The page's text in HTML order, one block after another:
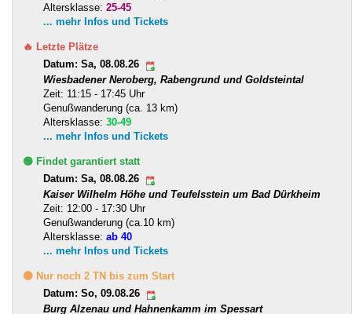
Altersklasse: 25-45
... mehr Infos und Tickets
🔥 Letzte Plätze
Datum: Sa, 08.08.26
Wiesbadener Neroberg, Rabengrund und Goldsteintal
Zeit: 11:15 - 17:45 Uhr
Genußwanderung (ca. 13 km)
Altersklasse: 30-49
... mehr Infos und Tickets
🟢 Findet garantiert statt
Datum: Sa, 08.08.26
Kaiser Wilhelm Höhe und Teufelsstein um Bad Dürkheim
Zeit: 12:00 - 17:30 Uhr
Genußwanderung (ca.10 km)
Altersklasse: ab 40
... mehr Infos und Tickets
🟡 Nur noch 2 TN bis zum Start
Datum: So, 09.08.26
Burg Alzenau und Hahnenkamm im Spessart